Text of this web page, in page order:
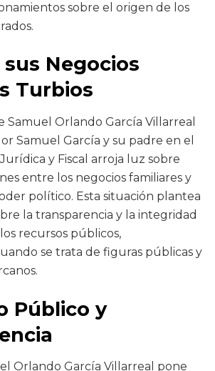
sobre el origen de los
Negocios
Turbios
Samuel Orlando García Villarreal
Samuel García y su padre en el
y Fiscal arroja luz sobre
entre los negocios familiares y
político. Esta situación plantea
la transparencia y la integridad
recursos públicos,
se trata de figuras públicas y
Público y
Orlando García Villarreal pone